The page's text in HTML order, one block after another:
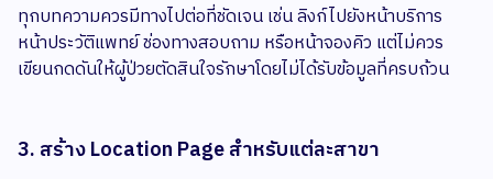
ทุกบทความควรมีทางไปต่อที่ชัดเจน เช่น ลิงก์ไปยังหน้าบริการ
หน้าประวัติแพทย์ ช่องทางสอบถาม หรือหน้าจองคิว แต่ไม่ควร
เขียนกดดันให้ผู้ป่วยตัดสินใจรักษาโดยไม่ได้รับข้อมูลที่ครบถ้วน
3. สร้าง Location Page สำหรับแต่ละสาขา